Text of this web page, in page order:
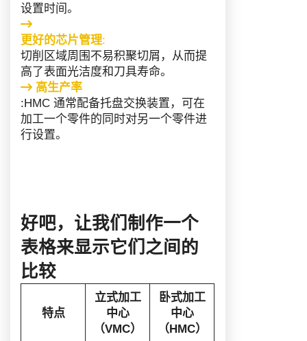
设置时间。
更好的芯片管理:
切削区域周围不易积聚切屑，从而提
高了表面光洁度和刀具寿命。
高生产率
:HMC 通常配备托盘交换装置，可在
加工一个零件的同时对另一个零件进
行设置。
好吧，让我们制作一个
表格来显示它们之间的
比较
特点
立式加工
中心
（VMC）
卧式加工
中心
（HMC）